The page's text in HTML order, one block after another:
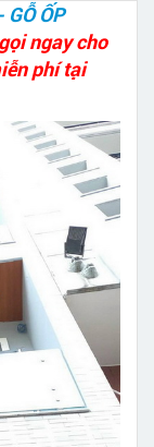
GỖ ỐP
ngay cho
phí tại